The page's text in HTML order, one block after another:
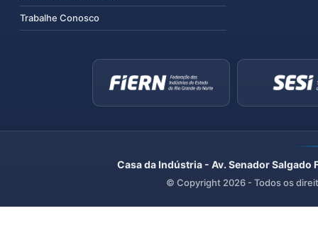
Trabalhe Conosco
Casa da Indústria - Av. Senador
© Copyright 2026 - Todos os